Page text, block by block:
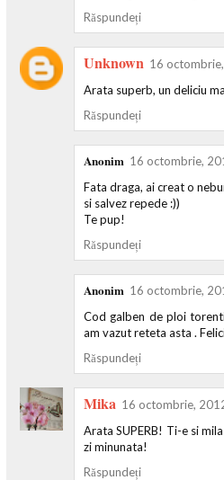
Răspundeți
Unknown 16
Arata superb, un deliciu
Răspundeți
Anonim 16 octombrie,
Fata draga, ai creat o
si salvez repede :))
Te pup!
Răspundeți
Anonim 16 octombrie,
Cod galben de ploi
am vazut reteta asta .
Răspundeți
Mika 16 octombrie,
Arata SUPERB! Ti-e si
zi minunata!
Răspundeți